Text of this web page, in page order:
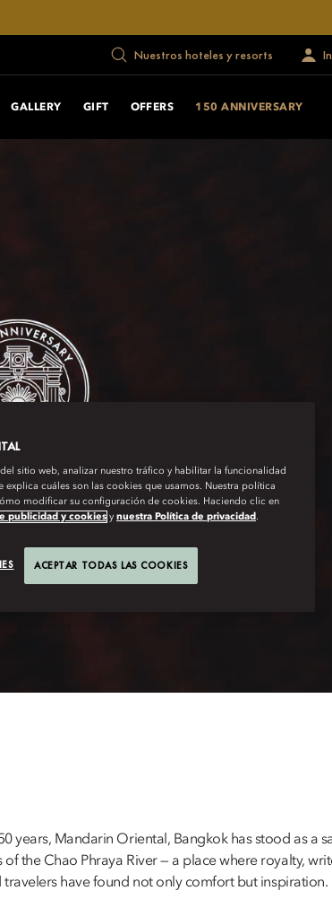
Nuestros hoteles y resorts
GALLERY GIFT OFFERS 150 ANNIVERSARY
years, Mandarin Oriental, Bangkok has stood as a
of the Chao Phraya River — a place where royalty,
travelers have found not only comfort but inspiration.
sitio web, analizar nuestro tráfico y habilitar la funcionalidad
cuáles son las cookies que usamos. Nuestra política
modificar su configuración de cookies. Haciendo clic en
publicidad y cookies y nuestra Política de privacidad .
ACEPTAR TODAS LAS COOKIES